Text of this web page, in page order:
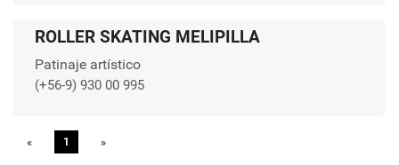
ROLLER SKATING MELIPILLA
Patinaje artístico
(+56-9) 930 00 995
« Previous
1 »